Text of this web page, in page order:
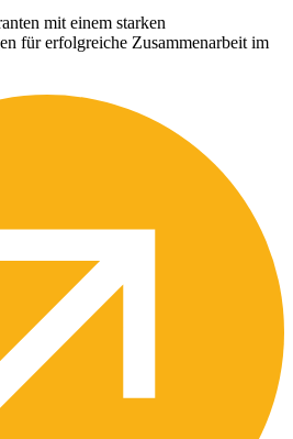
mit einem starken
für erfolgreiche Zusammenarbeit im